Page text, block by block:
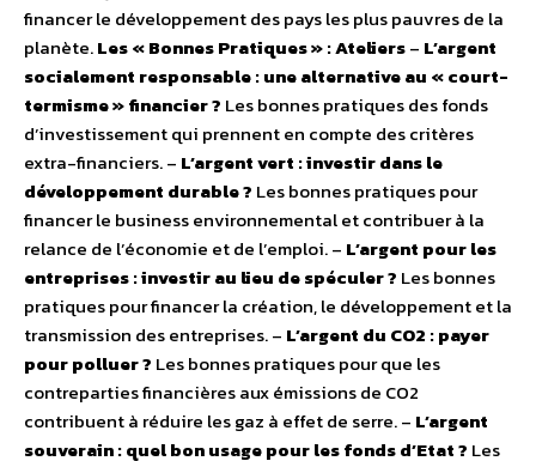
financer le développement des pays les plus pauvres de la
planète.Les « Bonnes Pratiques » : Ateliers– L’argent
socialement responsable : une alternative au « court-
termisme » financier ? Les bonnes pratiques des fonds
d’investissement qui prennent en compte des critères
extra-financiers. – L’argent vert : investir dans le
développement durable ? Les bonnes pratiques pour
financer le business environnemental et contribuer à la
relance de l’économie et de l’emploi. – L’argent pour les
entreprises : investir au lieu de spéculer ? Les bonnes
pratiques pour financer la création, le développement et la
transmission des entreprises. – L’argent du CO2 : payer
pour polluer ? Les bonnes pratiques pour que les
contreparties financières aux émissions de CO2
contribuent à réduire les gaz à effet de serre. – L’argent
souverain : quel bon usage pour les fonds d’Etat ? Les